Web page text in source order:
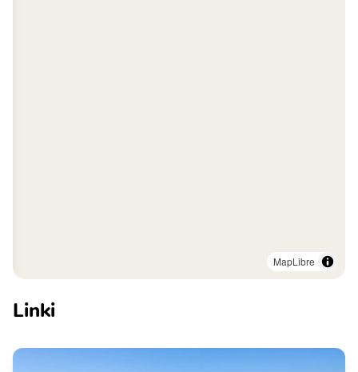
MapLibre
Linki